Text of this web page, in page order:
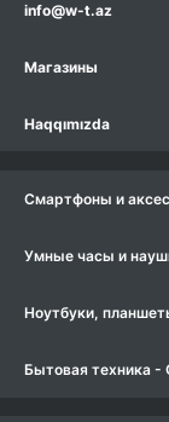
info@w-t.az
Магазины
Haqqımızda
Смартфоны и
Умные часы и
Ноутбуки,
Бытовая техника -